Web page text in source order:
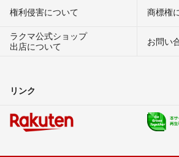
権利侵害について
商標権
ラクマ公式ショップ
出店について
お問い
リンク